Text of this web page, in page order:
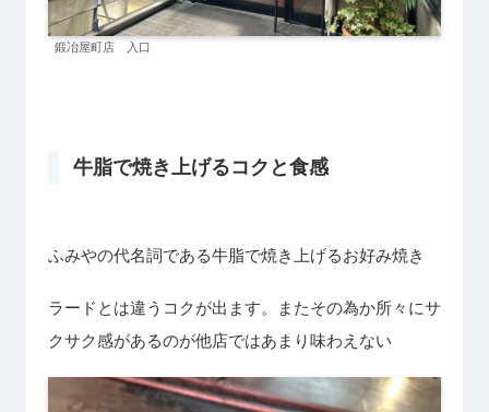
鍛冶屋町店 入口
牛脂で焼き上げるコクと食感
ふみやの代名詞である牛脂で焼き上げるお好み焼き
ラードとは違うコクが出ます。またその為か所々にサ
クサク感があるのが他店ではあまり味わえない